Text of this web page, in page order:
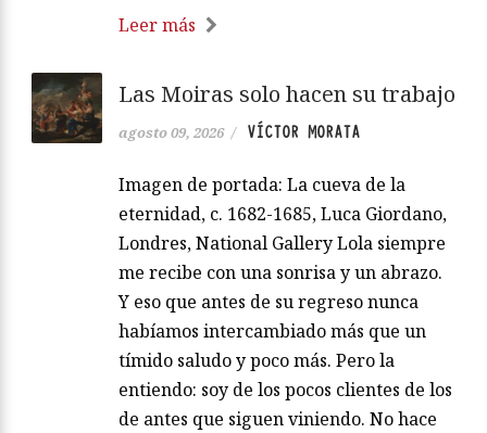
Leer más
Las Moiras solo hacen su trabajo
agosto 09, 2026 / VÍCTOR MORATA
Imagen de portada: La cueva de la
eternidad, c. 1682-1685, Luca Giordano,
Londres, National Gallery Lola siempre
me recibe con una sonrisa y un abrazo.
Y eso que antes de su regreso nunca
habíamos intercambiado más que un
tímido saludo y poco más. Pero la
entiendo: soy de los pocos clientes de los
de antes que siguen viniendo. No hace